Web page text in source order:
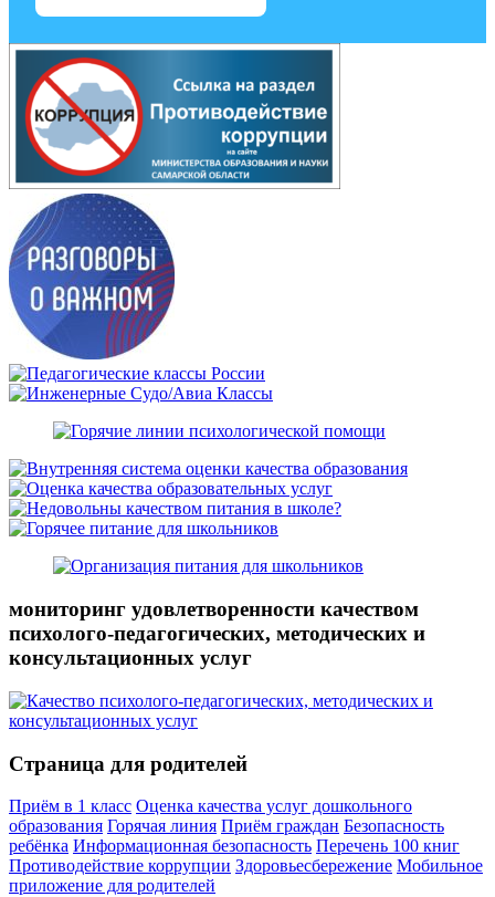
мониторинг удовлетворенности качеством
психолого-педагогических, методических и
консультационных услуг
Страница для родителей
Приём в 1 класс Оценка качества услуг дошкольного
образования Горячая линия Приём граждан Безопасность
ребёнка Информационная безопасность Перечень 100 книг
Противодействие коррупции Здоровьесбережение Мобильное
приложение для родителей